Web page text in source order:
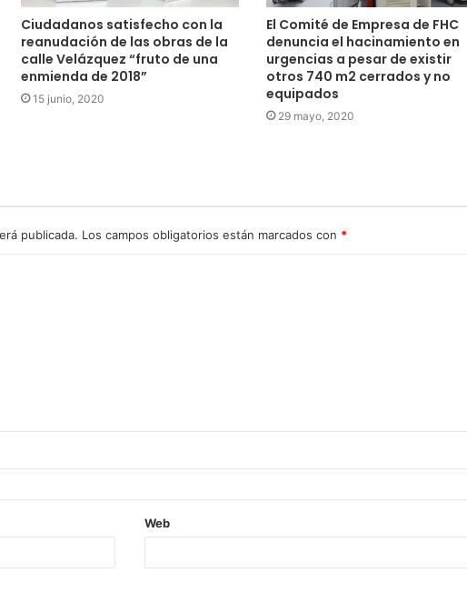
Ciudadanos satisfecho con la
reanudación de las obras de la
calle Velázquez “fruto de una
enmienda de 2018”
15 junio, 2020
El Comité de Empresa de FHC
denuncia el hacinamiento en
urgencias a pesar de existir
otros 740 m2 cerrados y no
equipados
29 mayo, 2020
publicada. Los campos obligatorios están marcados con *
Web